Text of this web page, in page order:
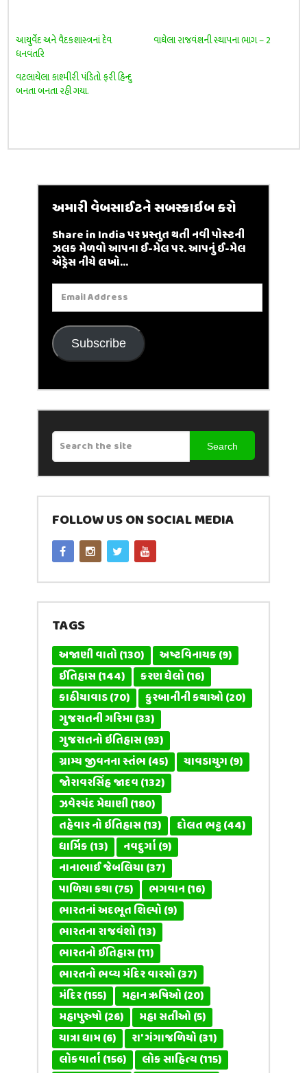
આયુર્વેદ અને વૈદકશાસ્ત્રનાં દેવ
ધનવંતરિ
વાઘેલા રાજવંશની સ્થાપના ભાગ – 2
વટલાયેલા કાશ્મીરી પંડિતો ફરી હિન્દુ
બનતા બનતા રહી ગયા.
અમારી વેબસાઈટને સબસ્ક્રાઇબ કરો
Share in India પર પ્રસ્તુત થતી નવી પોસ્ટની
ઝલક મેળવો આપના ઈ-મેલ પર. આપનું ઈ-મેલ
એડ્રેસ નીચે લખો...
Email
Address
Subscribe
Search
FOLLOW US ON SOCIAL MEDIA
TAGS
અજાણી વાતો(130) અષ્ટવિનાયક(9)
ઈતિહાસ(144) કરણ ઘેલો(16)
કાઠીયાવાડ(70) કુરબાનીની કથાઓ(20)
ગુજરાતની ગરિમા(33)
ગુજરાતનો ઇતિહાસ(93)
ગ્રામ્ય જીવનના સ્તંભ(45) ચાવડાયુગ(9)
જોરાવરસિંહ જાદવ(132)
ઝવેરચંદ મેઘાણી(180)
તહેવાર નો ઇતિહાસ(13) દોલત ભટ્ટ(44)
ધાર્મિક(13) નવદુર્ગા(9)
નાનાભાઈ જેબલિયા(37)
પાળિયા કથા(75) ભગવાન(16)
ભારતનાં અદભૂત શિલ્પો(9)
ભારતના રાજવંશો(13)
ભારતનો ઈતિહાસ(11)
ભારતનો ભવ્ય મંદિર વારસો(37)
મંદિર(155) મહાન ઋષિઓ(20)
મહાપુરુષો(26) મહા સતીઓ(5)
યાત્રા ધામ(6) રા' ગંગાજળિયો(31)
લોકવાર્તા(156) લોક સાહિત્ય(115)